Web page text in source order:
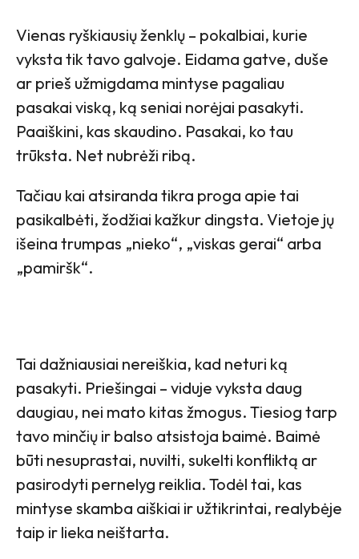
Vienas ryškiausių ženklų – pokalbiai, kurie
vyksta tik tavo galvoje. Eidama gatve, duše
ar prieš užmigdama mintyse pagaliau
pasakai viską, ką seniai norėjai pasakyti.
Paaiškini, kas skaudino. Pasakai, ko tau
trūksta. Net nubrėži ribą.
Tačiau kai atsiranda tikra proga apie tai
pasikalbėti, žodžiai kažkur dingsta. Vietoje jų
išeina trumpas „nieko“, „viskas gerai“ arba
„pamiršk“.
Tai dažniausiai nereiškia, kad neturi ką
pasakyti. Priešingai – viduje vyksta daug
daugiau, nei mato kitas žmogus. Tiesiog tarp
tavo minčių ir balso atsistoja baimė. Baimė
būti nesuprastai, nuvilti, sukelti konfliktą ar
pasirodyti pernelyg reiklia. Todėl tai, kas
mintyse skamba aiškiai ir užtikrintai, realybėje
taip ir lieka neištarta.